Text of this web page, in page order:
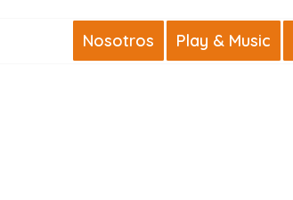
Nosotros Play & Music